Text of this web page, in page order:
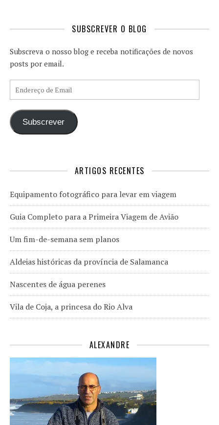
SUBSCREVER O BLOG
Subscreva o nosso blog e receba notificações de novos
posts por email.
Endereço de Email
Subscrever
ARTIGOS RECENTES
Equipamento fotográfico para levar em viagem
Guia Completo para a Primeira Viagem de Avião
Um fim-de-semana sem planos
Aldeias históricas da província de Salamanca
Nascentes de água perenes
Vila de Coja, a princesa do Rio Alva
ALEXANDRE